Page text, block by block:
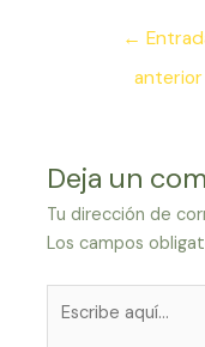
Navegación
entradas
←
anterior
Deja un
Tu dirección de
Los campos
aquí...